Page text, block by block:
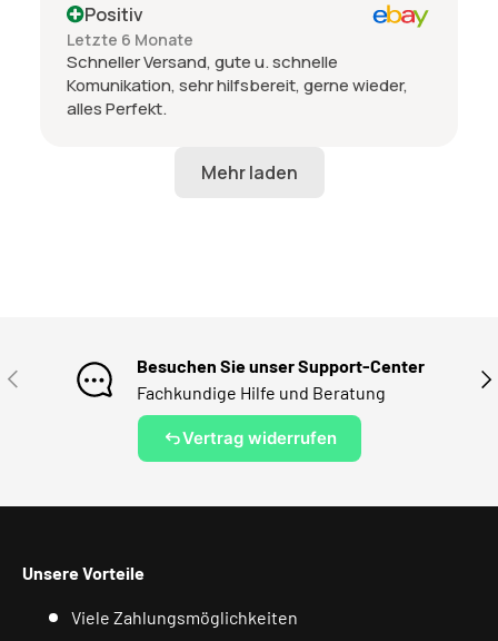
Positiv
Letzte 6 Monate
Schneller Versand, gute u. schnelle
Komunikation, sehr hilfsbereit, gerne wieder,
alles Perfekt.
VORHERIGE
Besuchen Sie unser Support-Center
Fachkundige Hilfe und Beratung
Vertrag widerrufen
Unsere Vorteile
Viele Zahlungsmöglichkeiten